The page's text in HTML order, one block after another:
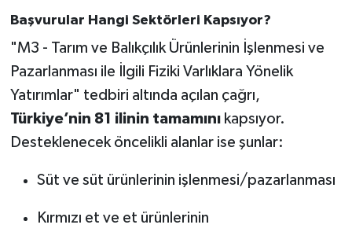
Başvurular Hangi Sektörleri Kapsıyor?
"M3 - Tarım ve Balıkçılık Ürünlerinin İşlenmesi ve
Pazarlanması ile İlgili Fiziki Varlıklara Yönelik
Yatırımlar" tedbiri altında açılan çağrı,
Türkiye’nin 81 ilinin tamamınıkapsıyor.
Desteklenecek öncelikli alanlar ise şunlar:
Süt ve süt ürünlerinin işlenmesi/pazarlanması
Kırmızı et ve et ürünlerinin